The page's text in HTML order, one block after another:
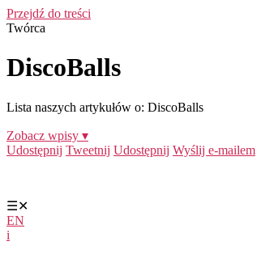
Przejdź do treści
Twórca
DiscoBalls
Lista naszych artykułów o: DiscoBalls
Zobacz wpisy ▾
Udostępnij Tweetnij Udostępnij Wyślij e-mailem
☰✕
EN
i